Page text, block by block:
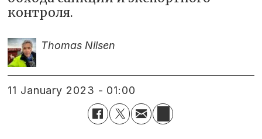
контроля.
Thomas Nilsen
11 January 2023 - 01:00